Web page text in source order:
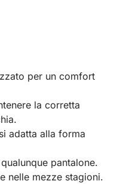
per un comfort
la corretta
adatta alla forma
pantalone.
nelle mezze stagioni.